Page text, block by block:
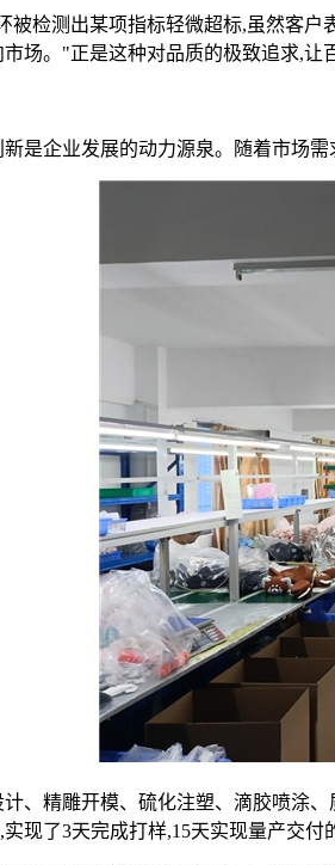
被检测出某项指标轻微超标,虽然客
场。"正是这种对品质的极致追求,
是企业发展的动力源泉。随着市场
、精雕开模、硫化注塑、滴胶喷涂
现了3天完成打样,15天实现量产交付